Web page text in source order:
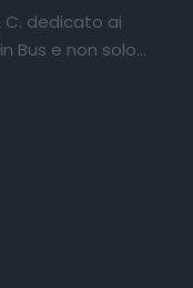
C. dedicato ai
Bus e non solo...